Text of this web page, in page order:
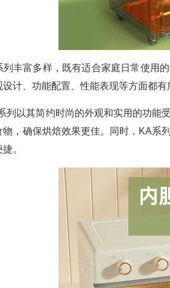
列丰富多样，既有适合家庭日常使用
计、功能配置、性能表现等方面都有
列以其简约时尚的外观和实用的功能
物，确保烘焙效果更佳。同时，KA系
。